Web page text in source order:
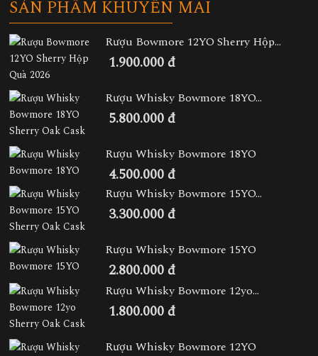
SẢN PHẨM KHUYẾN MÃI
Rượu Bowmore 12YO Sherry Hộp...
1.900.000 đ
Rượu Whisky Bowmore 18YO...
5.800.000 đ
Rượu Whisky Bowmore 18YO
4.500.000 đ
Rượu Whisky Bowmore 15YO...
3.300.000 đ
Rượu Whisky Bowmore 15YO
2.800.000 đ
Rượu Whisky Bowmore 12yo...
1.800.000 đ
Rượu Whisky Bowmore 12YO